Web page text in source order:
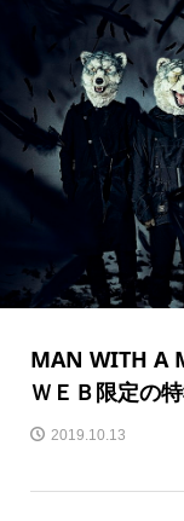
MAN WITH A
ＷＥＢ限定の
2019.10.13